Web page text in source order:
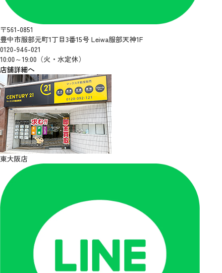
〒561-0851
豊中市服部元町1丁目3番15号 Leiwa服部天神1F
0120-946-021
10:00～19:00（火・水定休）
店舗詳細へ
東大阪店